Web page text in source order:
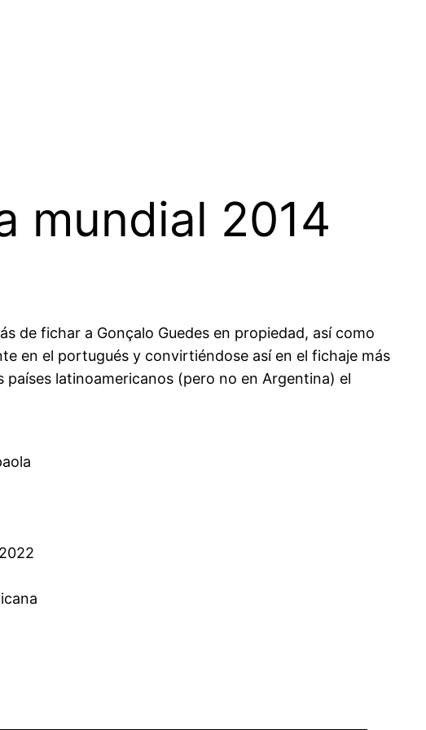
mundial 2014
de fichar a Gonçalo Guedes en propiedad, así como
en el portugués y convirtiéndose así en el fichaje más
latinoamericanos (pero no en Argentina) el